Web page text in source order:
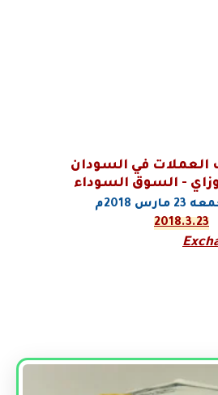
في السودان
- السوق السوداء
مارس
2018.3.23